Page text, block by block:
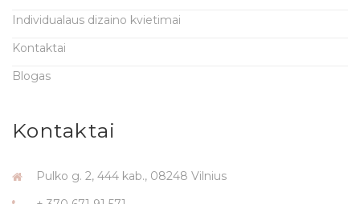
Individualaus dizaino kvietimai
Kontaktai
Blogas
Kontaktai
Pulko g. 2, 444 kab., 08248 Vilnius